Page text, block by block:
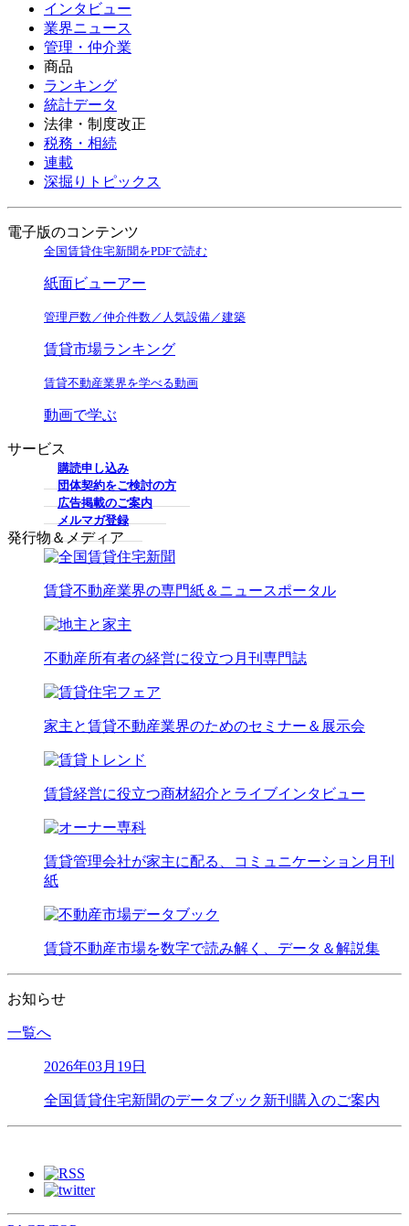
インタビュー
業界ニュース
管理・仲介業
商品
ランキング
統計データ
法律・制度改正
税務・相続
連載
深掘りトピックス
電子版のコンテンツ
全国賃貸住宅新聞をPDFで読む
紙面ビューアー
管理戸数／仲介件数／人気設備／建築
賃貸市場ランキング
賃貸不動産業界を学べる動画
動画で学ぶ
サービス
購読申し込み
団体契約をご検討の方
広告掲載のご案内
メルマガ登録
発行物＆メディア
賃貸不動産業界の専門紙＆ニュースポータル
不動産所有者の経営に役立つ月刊専門誌
家主と賃貸不動産業界のためのセミナー＆展示会
賃貸経営に役立つ商材紹介とライブインタビュー
賃貸管理会社が家主に配る、コミュニケーション月刊
紙
賃貸不動産市場を数字で読み解く、データ＆解説集
お知らせ
一覧へ
2026年03月19日
全国賃貸住宅新聞のデータブック新刊購入のご案内